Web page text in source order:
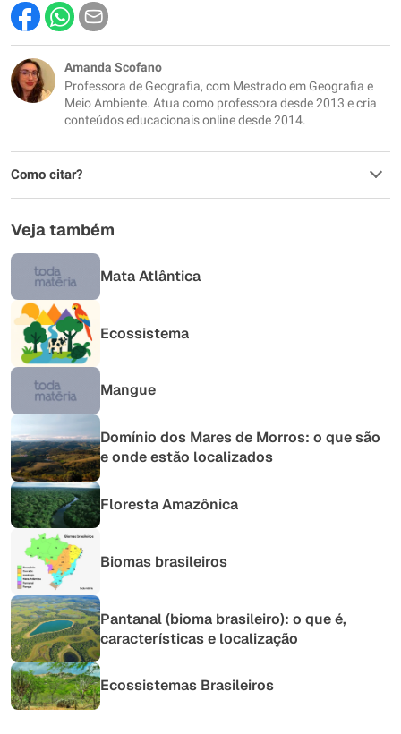
Este conteúdo contém informação incorreta
Este conteúdo não tem a informação que procuro
Outro
Amanda Scofano
Professora de Geografia, com Mestrado em Geografia e
Meio Ambiente. Atua como professora desde 2013 e cria
conteúdos educacionais online desde 2014.
Como citar?
Veja também
Mata Atlântica
Ecossistema
Mangue
Domínio dos Mares de Morros: o que são
e onde estão localizados
Floresta Amazônica
Biomas brasileiros
Pantanal (bioma brasileiro): o que é,
características e localização
Ecossistemas Brasileiros